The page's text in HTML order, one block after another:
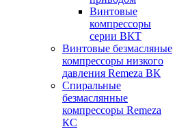
Винтовые
компрессоры
серии ВКТ
Винтовые безмасляные
компрессоры низкого
давления Remeza ВК
Спиральные
безмаслянные
компрессоры Remeza
КС